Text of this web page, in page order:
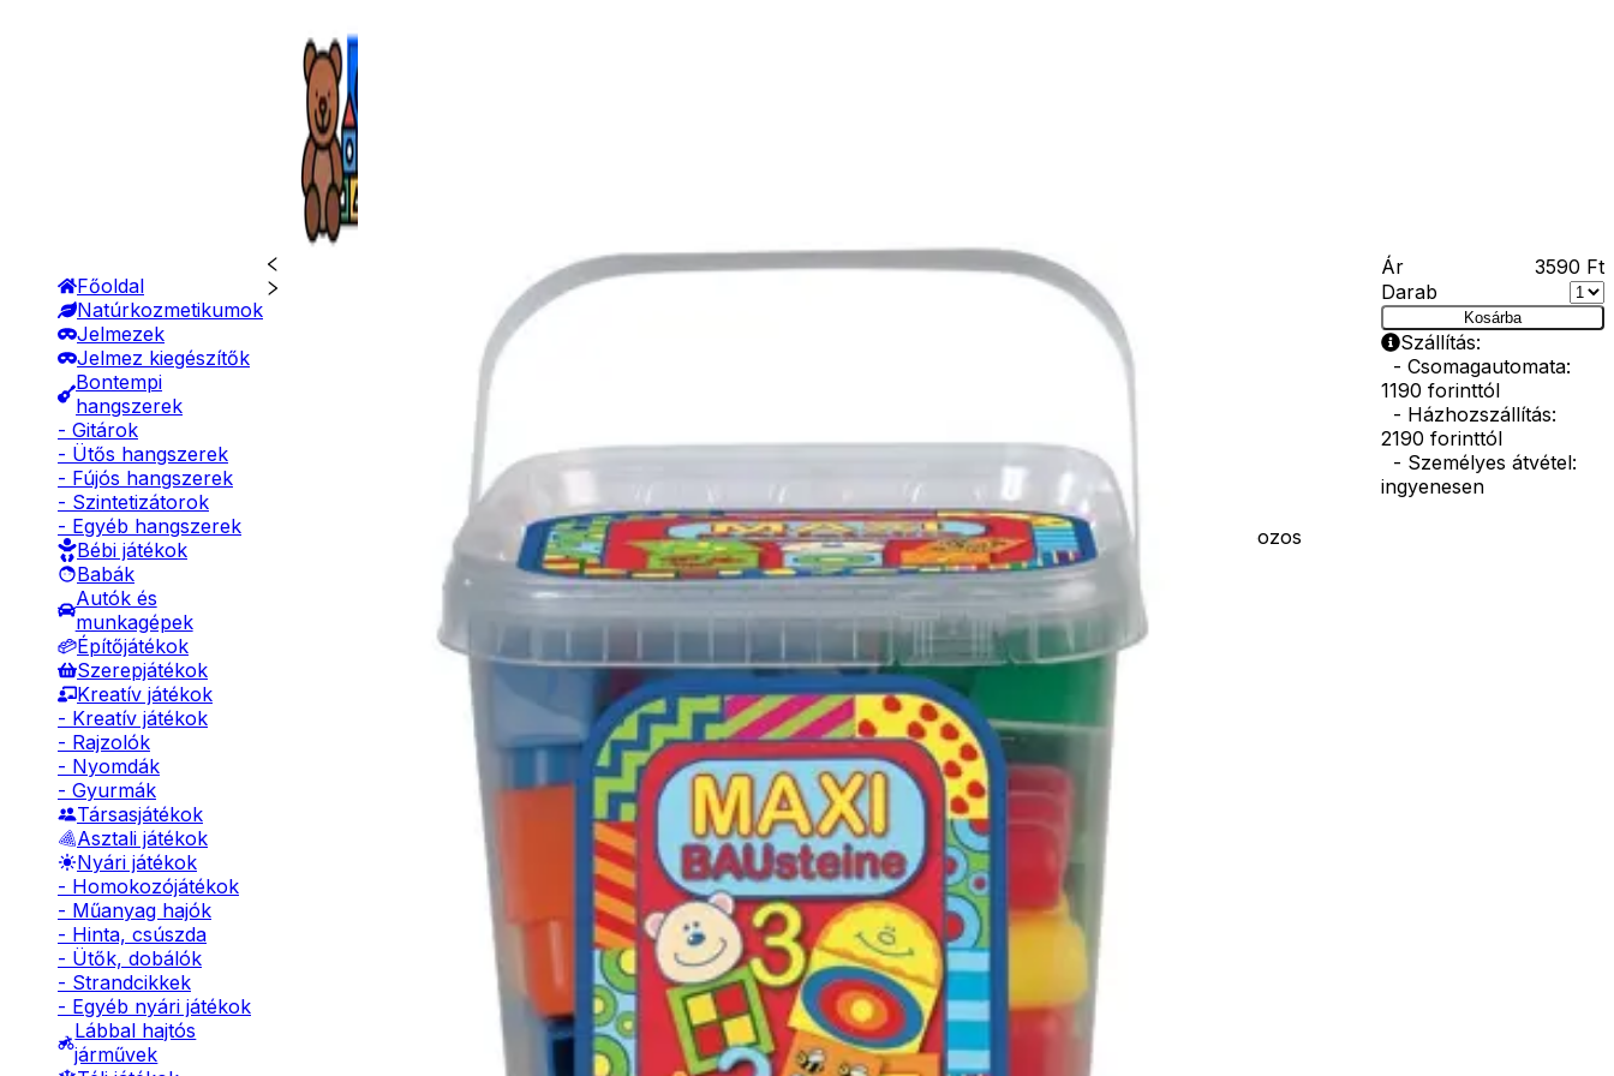
Főoldal
Natúrkozmetikumok
Jelmezek
Jelmez kiegészítők
Bontempi
hangszerek
- Gitárok
- Ütős hangszerek
- Fújós hangszerek
- Szintetizátorok
- Egyéb hangszerek
Bébi játékok
Babák
Autók és
munkagépek
Építőjátékok
Szerepjátékok
Kreatív játékok
- Kreatív játékok
- Rajzolók
- Nyomdák
- Gyurmák
Társasjátékok
Asztali játékok
Nyári játékok
- Homokozójátékok
- Műanyag hajók
- Hinta, csúszda
- Ütők, dobálók
- Strandcikkek
- Egyéb nyári játékok
Lábbal hajtós
járművek
Maxi Blocks dobozos
Gyártó
Dorex
Rövid leírás Maxi Blocks dobozos
Részletes
leírás
Nagy méretű színes műanyag építőkockák dobozos
csomagolásban. Mérete: 19,5*20,5 cm.
Ár 3590 Ft
Darab
Kosárba
Szállítás:
- Csomagautomata:
1190 forinttól
- Házhozszállítás:
2190 forinttól
- Személyes átvétel:
ingyenesen